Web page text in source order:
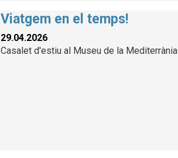
Viatgem en el temps!
29.04.2026
Casalet d'estiu al Museu de la Mediterrània